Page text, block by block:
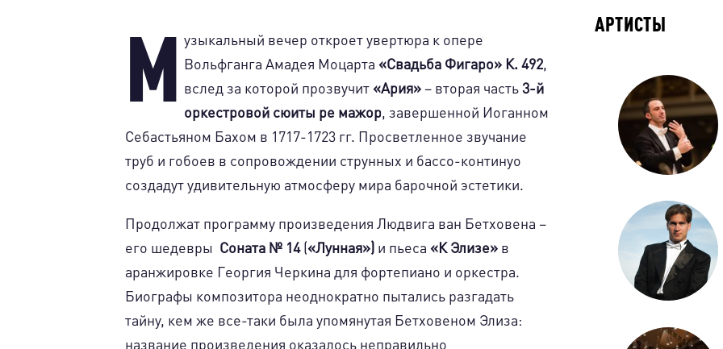
М узыкальный вечер откроет увертюра к опере
Вольфганга Амадея Моцарта «Свадьба Фигаро» К. 492,
вслед за которой прозвучит«Ария»– вторая часть3-й
оркестровой сюиты ре мажор, завершенной Иоганном
Себастьяном Бахом в 1717-1723 гг. Просветленное звучание
труб и гобоев в сопровождении струнных и бассо-континуо
создадут удивительную атмосферу мира барочной эстетики.
Продолжат программу произведения Людвига ван Бетховена –
его шедевры Соната № 14(«Лунная»)и пьеса «К Элизе»в
аранжировке Георгия Черкина для фортепиано и оркестра.
Биографы композитора неоднократно пытались разгадать
тайну, кем же все-таки была упомянутая Бетховеном Элиза:
название произведения оказалось неправильно
АРТИСТЫ